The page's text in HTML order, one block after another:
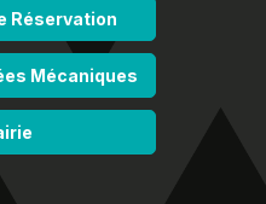
Réservation
Mécaniques